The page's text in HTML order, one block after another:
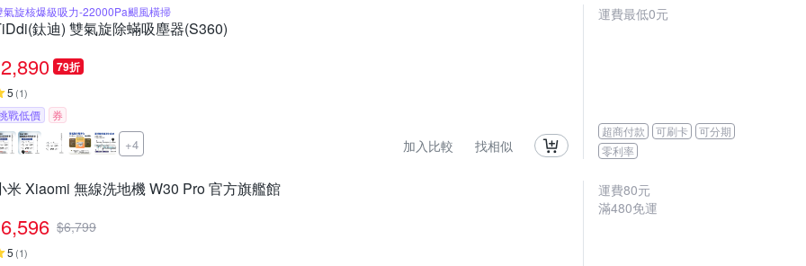
氣旋核爆級吸力-22000Pa颶風橫掃
鈦迪) 雙氣旋除蟎吸塵器(S360)
2,890 79折
5 (1)
戰低價 券
+4 加入比較 找相似
運費最低0元
超商付款 可刷卡
可分期
零利率
米 Xiaomi 無線洗地機 W30 Pro 官方旗艦館
6,596 $6,799
5 (1)
運費80元
滿480免運